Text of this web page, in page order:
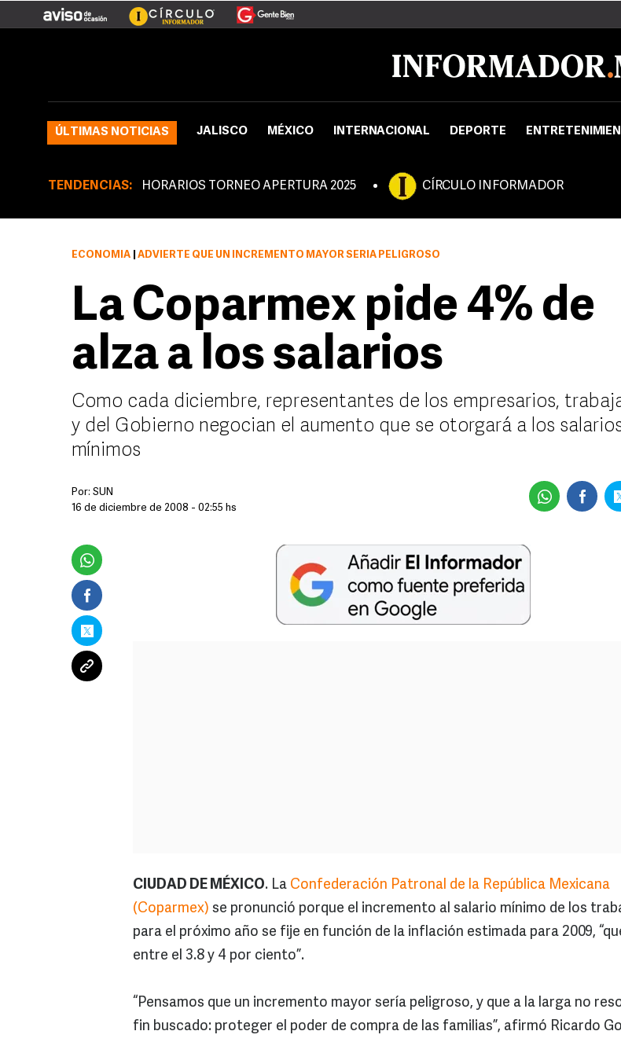
ÚLTIMAS NOTICIAS JALISCO MÉXICO INTERNACIONAL DEPORTE
TENDENCIAS: HORARIOS TORNEO APERTURA 2025 CÍRCULO INFORMADOR
ECONOMÍA ADVIERTE QUE UN INCREMENTO MAYOR SERÍA PELIGROSO
La Coparmex pide 4% de
alza a los salarios
Como cada diciembre, representantes de los empresarios,
y del Gobierno negocian el aumento que se otorgará a los
mínimos
Por: SUN
16 de diciembre de 2008 - 02:55 hs
CIUDAD DE MÉXICO. La Confederación Patronal de la República Mexicana
(Coparmex) se pronunció porque el incremento al salario mínimo de los
para el próximo año se fije en función de la inflación estimada para 2009,
entre el 3.8 y 4 por ciento”.
“Pensamos que un incremento mayor sería peligroso, y que a la larga no
fin buscado: proteger el poder de compra de las familias”, afirmó Ricardo